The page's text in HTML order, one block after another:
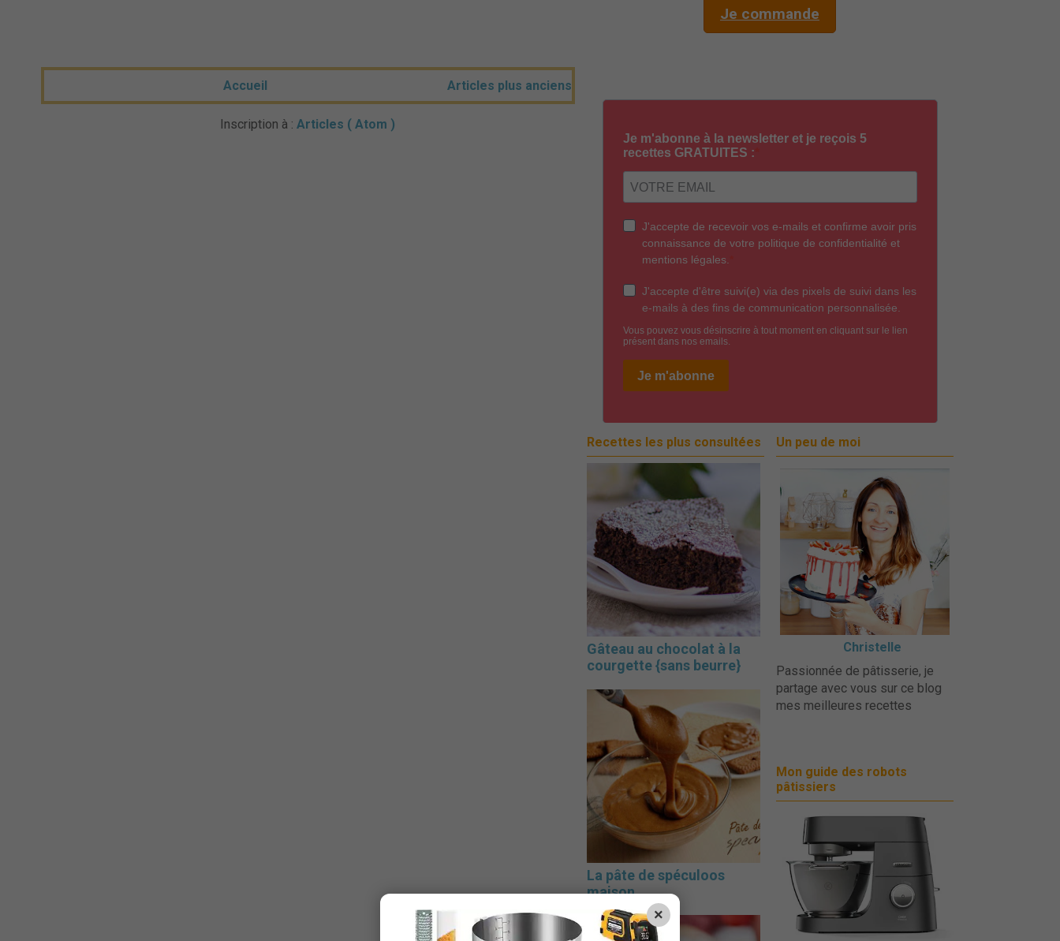
Articles plus anciens
Accueil
Inscription à :Articles ( Atom )
Je commande
Recettes les plus consultées
Gâteau au chocolat à la
courgette {sans beurre}
La pâte de spéculoos
maison
Un peu de moi
Christelle
Passionnée de pâtisserie, je
partage avec vous sur ce blog
mes meilleures recettes
Mon guide des robots
pâtissiers
×